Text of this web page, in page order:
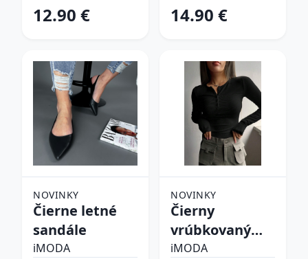
12.90 € 14.90 €
NOVINKY
Čierne letné
sandále
iMODA
NOVINKY
Čierny
vrúbkovaný
top
iMODA